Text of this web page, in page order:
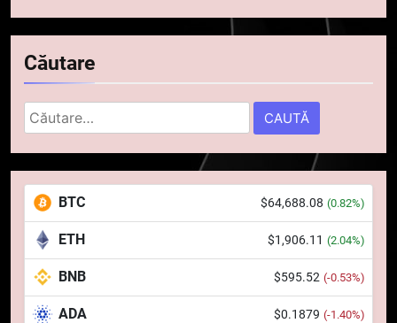
Căutare
Caută
după:
BTC $64,688.08 (0.82%)
ETH $1,906.11 (2.04%)
BNB $595.52 (-0.53%)
ADA $0.1879 (-1.40%)
Squid a strâns 6 milioane de
dolari cu sprijinul Ripple, apoi a
pierdut jumătate din aceștia
într-un atac cibernetic în mai
6
Banii digitali și arhitectura